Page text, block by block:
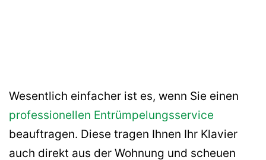
Wesentlich einfacher ist es, wenn Sie einen
professionellen Entrümpelungsservice
beauftragen. Diese tragen Ihnen Ihr Klavier
auch direkt aus der Wohnung und scheuen